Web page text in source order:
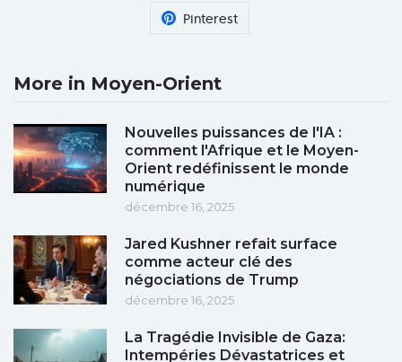
Pinterest
More in Moyen-Orient
Nouvelles puissances de l'IA :
comment l'Afrique et le Moyen-
Orient redéfinissent le monde
numérique
décembre 16, 2025
Jared Kushner refait surface
comme acteur clé des
négociations de Trump
décembre 16, 2025
La Tragédie Invisible de Gaza:
Intempéries Dévastatrices et